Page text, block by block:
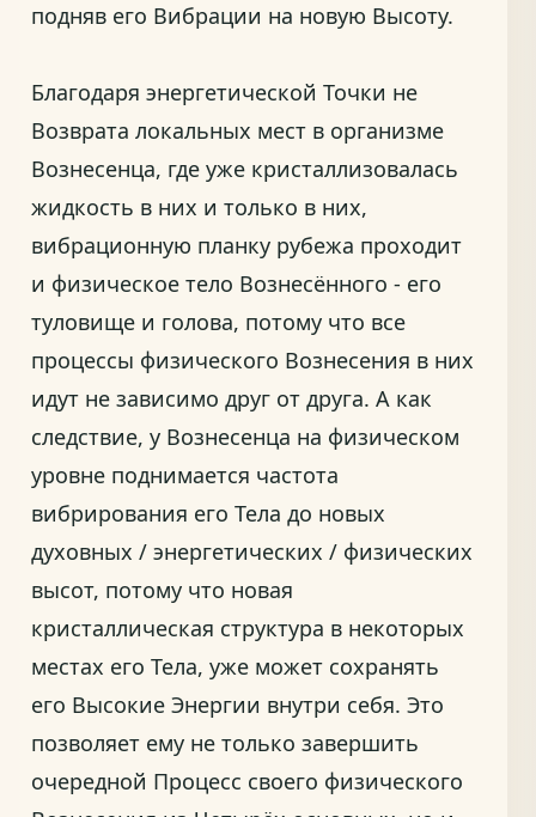
подняв его Вибрации на новую Высоту.
Благодаря энергетической Точки не
Возврата локальных мест в организме
Вознесенца, где уже кристаллизовалась
жидкость в них и только в них,
вибрационную планку рубежа проходит
и физическое тело Вознесённого - его
туловище и голова, потому что все
процессы физического Вознесения в них
идут не зависимо друг от друга. А как
следствие, у Вознесенца на физическом
уровне поднимается частота
вибрирования его Тела до новых
духовных / энергетических / физических
высот, потому что новая
кристаллическая структура в некоторых
местах его Тела, уже может сохранять
его Высокие Энергии внутри себя. Это
позволяет ему не только завершить
очередной Процесс своего физического